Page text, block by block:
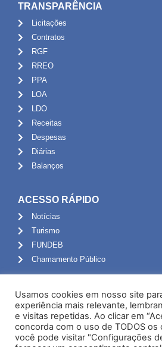
TRANSPARÊNCIA
Licitações
Contratos
RGF
RREO
PPA
LOA
LDO
Receitas
Despesas
Diárias
Balanços
ACESSO RÁPIDO
Notícias
Turismo
FUNDEB
Chamamento Público
Portal do Servidor
Webmail
Administração
Usamos cookies em nosso site
experiência mais relevante,
e visitas repetidas. Ao clicar em
concorda com o uso de TODOS
você pode visitar "Configurações